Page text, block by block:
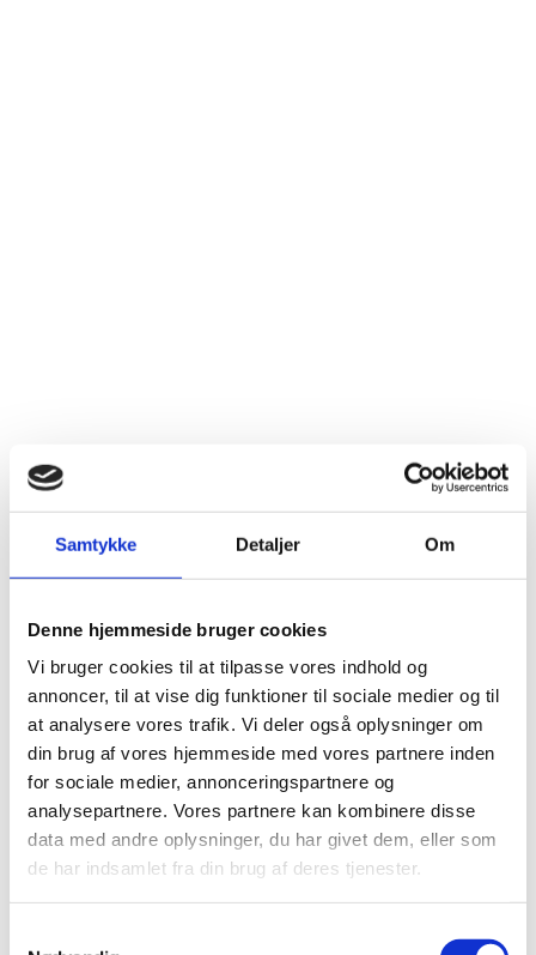
Samtykke Detaljer Om
Denne hjemmeside bruger cookies
Vi bruger cookies til at tilpasse vores indhold og
annoncer, til at vise dig funktioner til sociale medier og til
at analysere vores trafik. Vi deler også oplysninger om
din brug af vores hjemmeside med vores partnere inden
for sociale medier, annonceringspartnere og
analysepartnere. Vores partnere kan kombinere disse
data med andre oplysninger, du har givet dem, eller som
de har indsamlet fra din brug af deres tjenester.